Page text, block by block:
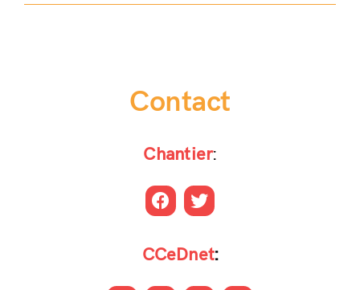
Contact
Chantier:
CCeDnet: